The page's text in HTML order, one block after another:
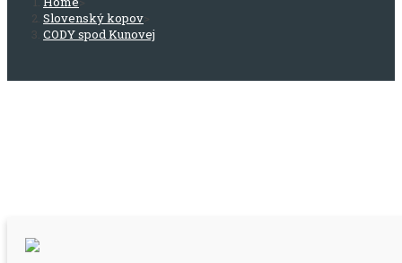
Slovenský kopov>
CODY spod Kunovej